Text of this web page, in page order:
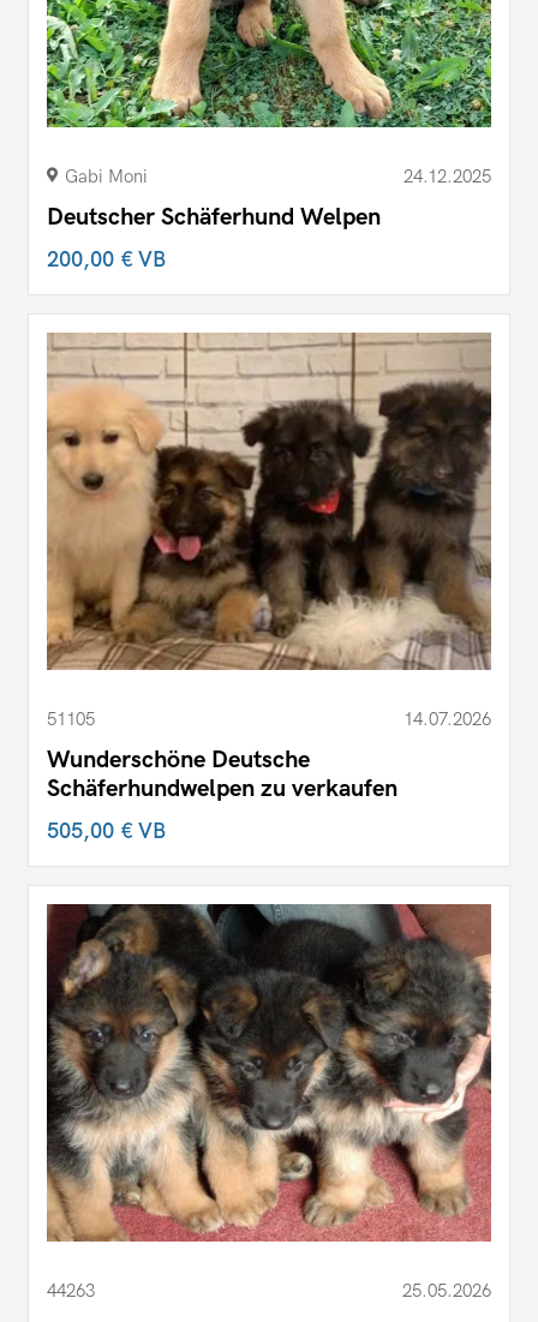
Gabi Moni 24.12.2025
Deutscher Schäferhund Welpen
200,00 €VB
51105 14.07.2026
Wunderschöne Deutsche
Schäferhundwelpen zu verkaufen
505,00 €VB
44263 25.05.2026